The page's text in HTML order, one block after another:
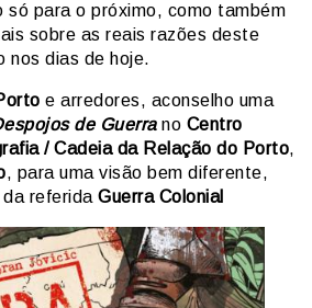
só para o próximo, como também
sobre as reais razões deste
nos dias de hoje.
e arredores, aconselho uma
de Guerrano Centro
/ Cadeia da Relação do Porto,
, para uma visão bem diferente,
referida Guerra Colonial